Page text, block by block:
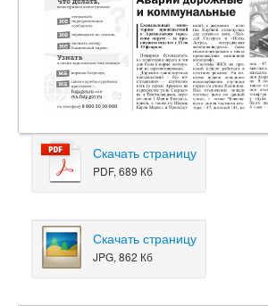
Скачать страницу
PDF, 689 Кб
Скачать страницу
JPG, 862 Кб